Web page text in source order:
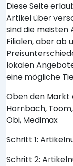
Diese Seite
Artikel über
sind die meisten
Filialen, aber ab
lokalen
eine mögliche
Oben den Markt
Hornbach,
Obi, Medimax
Schritt 1:
Schritt 2: